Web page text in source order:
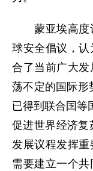
蒙亚埃高度
球安全倡议，
合了当前广大
荡不定的国际形
已得到联合国等
促进世界经济复
发展议程发挥
需要建立一个